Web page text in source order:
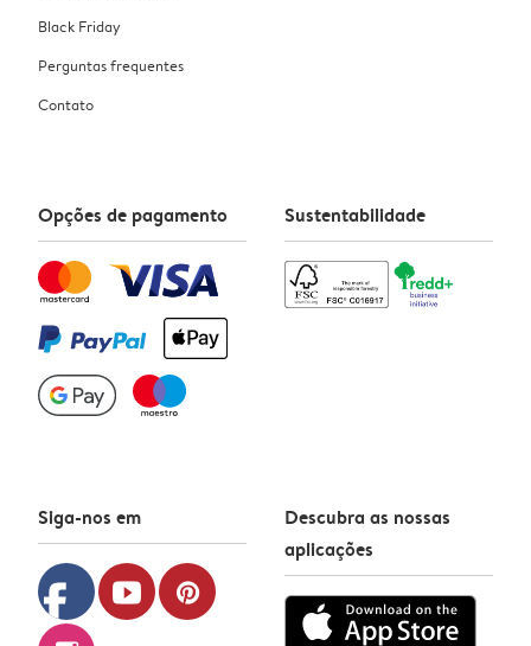
Black Friday
Perguntas frequentes
Contato
Opções de pagamento Sustentabilidade
Siga-nos em
facebook youtube pinterest
Descubra as nossas
aplicações